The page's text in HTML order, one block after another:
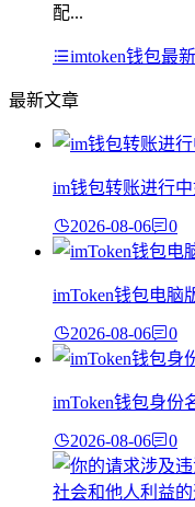
配...
imtoken钱包最
最新文章
im钱包转账进行
2026-08-06 0
imToken钱包电脑
2026-08-06 0
imToken钱包身份
2026-08-06 0